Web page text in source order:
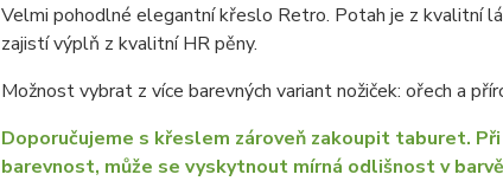
Velmi pohodlné elegantní křeslo Retro. Potah je z kvalitní
zajistí výplň z kvalitní HR pěny.
Možnost vybrat z více barevných variant nožiček: ořech a
Doporučujeme s křeslem zároveň zakoupit taburet.
barevnost, může se vyskytnout mírná odlišnost v